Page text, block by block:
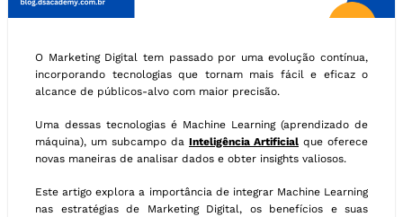
O Marketing Digital tem passado por uma evolução contínua,
incorporando tecnologias que tornam mais fácil e eficaz o
alcance de públicos-alvo com maior precisão.
Uma dessas tecnologias é Machine Learning (aprendizado de
máquina), um subcampo da Inteligência Artificial que oferece
novas maneiras de analisar dados e obter insights valiosos.
Este artigo explora a importância de integrar Machine Learning
nas estratégias de Marketing Digital, os benefícios e suas